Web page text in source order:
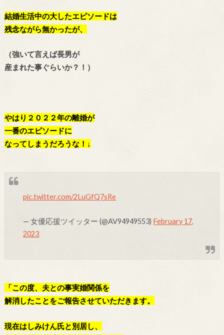
結婚生活中の大したエピソードは
残念ながら無かったが、
（強いて言えば長男が
産まれた事ぐらいか？！）
やはり２０２２年の離婚が
一番のエピソードに
なってしまうだろうな！↓
pic.twitter.com/2LuGfQ7sRe
— 女優応援ツイッター (@AV94949553) February 17,
2023
「この度、夫との事実婚関係を
解消したことをご報告させていただきます。
現在はしみけん氏と別居し、